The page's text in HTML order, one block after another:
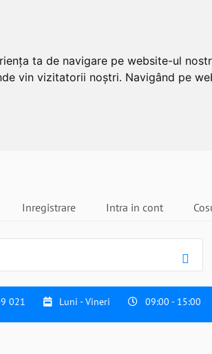
ta de navigare pe website-ul
vin vizitatorii noștri. Navigând pe
Inregistrare Intra in cont
021 Luni - Vineri 09:00 - 15:00